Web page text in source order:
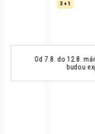
Od 7.8. do 12.8.
budou
3 + 1